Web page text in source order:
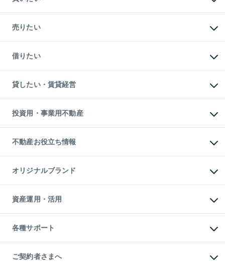
新築・分譲マンションの購入
中古マンションの購入
一戸建ての購入
中古一戸建ての購入
不動産購入の流れ
注目キーワード物件特集
購入ガイド
English 繁体中文簡体中文
売りたい
一戸建ての売却・査定
土地の売却・査定
スピードAI査定
不動産査定について
不動産売却の流れ
不動産買換えの流れ
売却ガイド
借りたい
オフィス・店舗の賃貸
借りるときの流れ
借りるガイド
貸したい・賃貸経営
マンション賃料データ
賃貸管理プラン
リロケーションについて
貸すガイド
投資用・事業用不動産
事業用不動産
マンション投資
投資用マンション
アパート経営
収益物件
ビル購入（ビル一棟）
投資用不動産の売却査定
事業用不動産の売却査定
不動産お役立ち情報
マンションライブラリー
人気マンションランキング
暮らしに役立つ不動産メディア
不動産相場・不動産価格情報
不動産コラム・ニュース
不動産用語集
不動産なんでもネット相談室
住まいの税金
オリジナルブランド
一棟リノベーションマンション
L`GENTE（ルジェンテ）
区分リノベーションマンション
投資用一棟レジデンスWELL
不動産小口投資
LEGACIA（レガシア）
資産運用・活用
不動産M&A
アセットマネジメント・出資
各種サポート
相続サポート
リフォームサポート
ご契約者さまへ